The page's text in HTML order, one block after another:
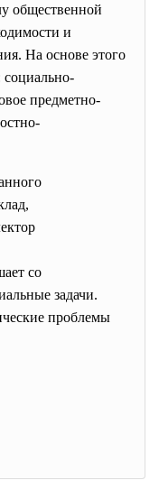
общественной
и
На основе этого
социально-
предметно-
со
задачи.
проблемы